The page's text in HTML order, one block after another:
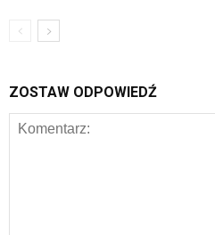
ZOSTAW ODPOWIEDŹ